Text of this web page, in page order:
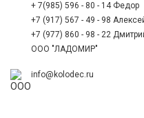
+ 7(985) 596 - 80 - 14 Федор
+7 (917) 567 - 49 - 98
+7 (977) 860 - 98 - 22
ООО "ЛАДОМИР"
info@kolodec.ru